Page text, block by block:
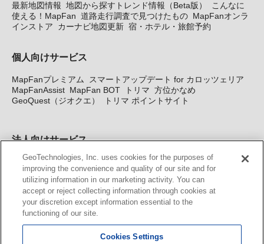
最新地図情報 地図から探すトレンド情報（Beta版）
こんなに
使える！MapFan 道路走行調査で見つけたもの MapFanオンラ
インストア
カーナビ地図更新 宿・ホテル・旅館予約
個人向けサービス
MapFanプレミアム
スマートアップデート for カロッツェリア
MapFanAssist MapFan BOT トリマ 方位かなめ
GeoQuest（ジオクエ）
トリマ ポイントサイト
法人向けサービス
法人向け地図・位置情報サービス WEBサイト・システム向け地
図API Windows PC向け地図開発キット MapFan DB 住所確認
サービス
MAP WORLD+ トリマ広告 Geo-Research
カーナビ地図更新サービス
GeoTechnologies, Inc. uses cookies for the purposes of
improving the convenience and quality of our site and for
utilizing information in our marketing activity. You can
accept or reject collecting information through cookies at
your discretion except information essential to the
functioning of our site.
Cookies Settings